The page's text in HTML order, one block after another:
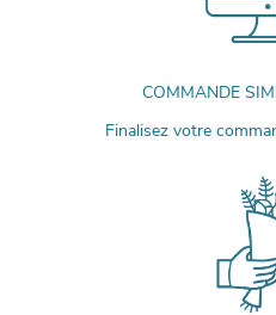
COMMANDE
Finalisez votre